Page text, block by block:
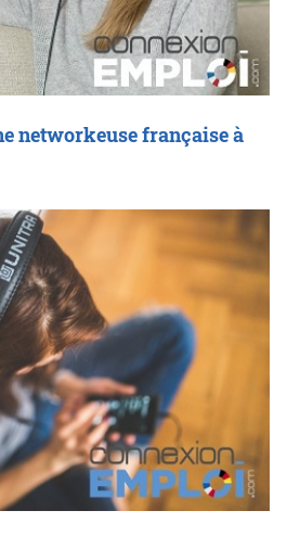
networkeuse française à